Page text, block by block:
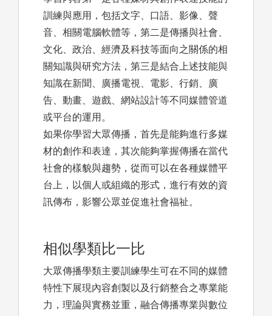
訓練與應用，包括文字、口語、影像、聲
音、相關電腦軟體等，第二是傳播與社會、
文化、政治、經濟及科技等面向之關係的相
關知識與研究方法，第三是結合上述技能與
知識在新聞、廣播電視、電影、行銷、廣
告、動畫、遊戲、網站設計等不同媒體管道
或平台的運用。
如果你學習大眾傳播，首先是能夠進行多媒
材的創作和表達，其次能夠掌握傳播在當代
社會的樣貌與趨勢，從而可以在各種媒體平
台上，以個人或組織的形式，進行有效的資
訊傳布，影響公眾並促進社會福祉。
相似學類比一比
大眾傳播學類主要訓練學生可在不同的媒體
特性下展現內容創製以及行銷整合之專業能
力，理論與實務並重，融合傳播專業與數位